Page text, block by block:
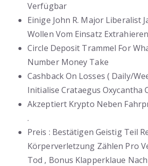
Verfügbar
Einige John R. Major Liberalist
Wollen Vom Einsatz Extrahieren
Circle Deposit Trammel For
Number Money Take
Cashback On Losses ( Daily/
Initialise Crataegus Oxycantha
Akzeptiert Krypto Neben
.
Preis : Bestätigen Geistig Teil
Körperverletzung Zählen Pro
Tod , Bonus Klapperklaue